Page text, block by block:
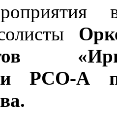
РСО-А